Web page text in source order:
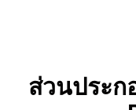
ส่วนประก